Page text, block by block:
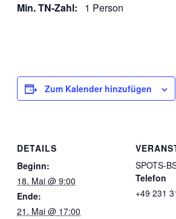
Min. TN-Zahl:
1 Person
Zum Kalender hinzufügen
DETAILS
Beginn:
18. Mai @ 9:00
Ende:
21. Mai @ 17:00
SPOTS-
Telefon
+49 231